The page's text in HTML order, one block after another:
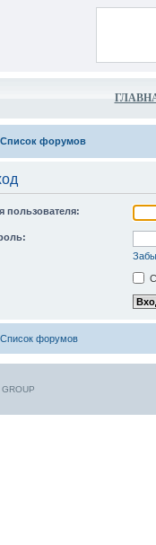
Список форумов
пользователя:
Список форумов